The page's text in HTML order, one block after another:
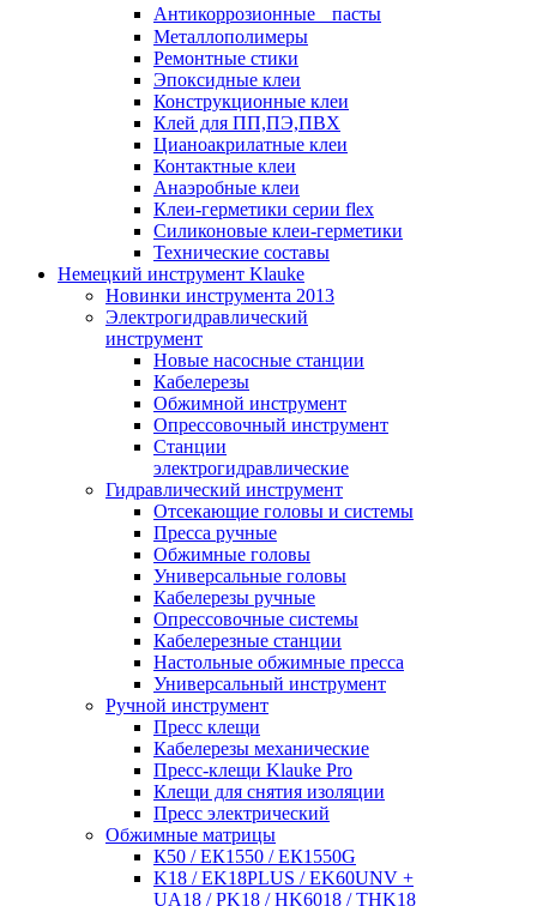
Антикоррозионные пасты
Металлополимеры
Ремонтные стики
Эпоксидные клеи
Конструкционные клеи
Клей для ПП,ПЭ,ПВХ
Цианоакрилатные клеи
Контактные клеи
Анаэробные клеи
Клеи-герметики серии flex
Силиконовые клеи-герметики
Технические составы
Немецкий инструмент Klauke
Новинки инструмента 2013
Электрогидравлический
инструмент
Новые насосные станции
Кабелерезы
Обжимной инструмент
Опрессовочный инструмент
Станции
электрогидравлические
Гидравлический инструмент
Отсекающие головы и системы
Пресса ручные
Обжимные головы
Универсальные головы
Кабелерезы ручные
Опрессовочные системы
Кабелерезные станции
Настольные обжимные пресса
Универсальный инструмент
Ручной инструмент
Пресс клещи
Кабелерезы механические
Пресс-клещи Klauke Pro
Клещи для снятия изоляции
Пресс электрический
Обжимные матрицы
К50 / ЕК1550 / ЕК1550G
K18 / EK18PLUS / EK60UNV +
UA18 / PK18 / HK6018 / THK18